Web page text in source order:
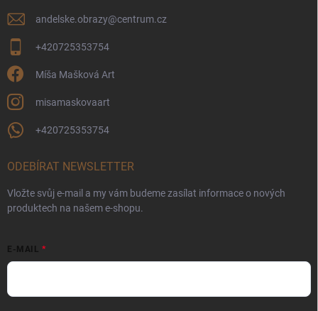
andelske.obrazy@centrum.cz
+420725353754
Míša Mašková Art
misamaskovaart
+420725353754
ODEBÍRAT NEWSLETTER
Vložte svůj e-mail a my vám budeme zasílat informace o nových
produktech na našem e-shopu.
E-MAIL